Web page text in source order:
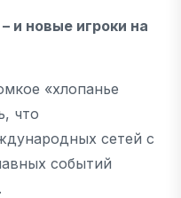
и новые игроки на
«хлопанье
что
сетей с
событий